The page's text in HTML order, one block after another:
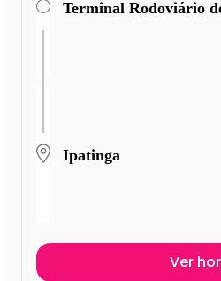
Ipatinga
Ver